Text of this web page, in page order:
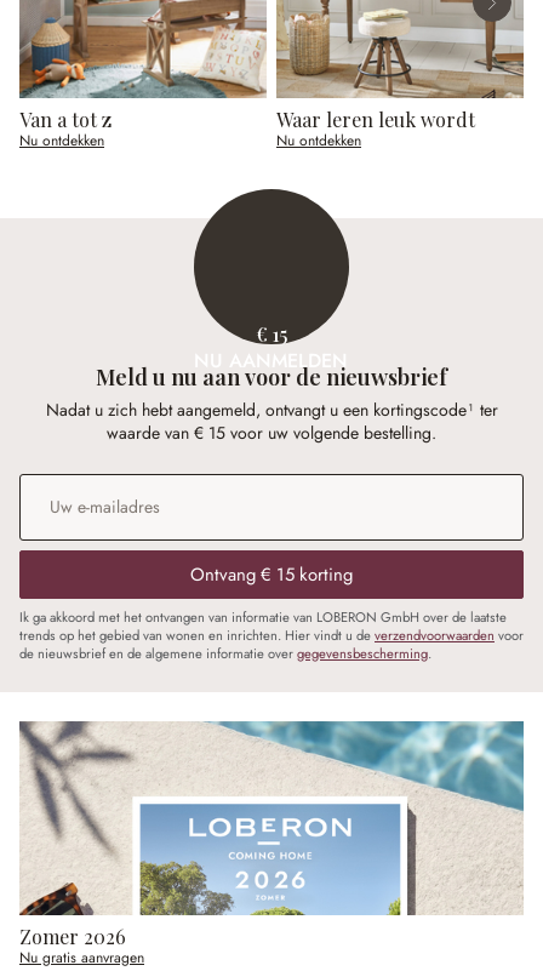
Van a tot z
Nu ontdekken
Waar leren leuk wordt
Nu ontdekken
€ 15
NU AANMELDEN
Meld u nu aan voor de nieuwsbrief
Nadat u zich hebt aangemeld, ontvangt u een kortingscode¹ ter
waarde van € 15 voor uw volgende bestelling.
E-mailadres
Ontvang € 15 korting
Ik ga akkoord met het ontvangen van informatie van LOBERON GmbH over de laatste
trends op het gebied van wonen en inrichten. Hier vindt u deverzendvoorwaarden voor
de nieuwsbrief en de algemene informatie overgegevensbescherming.
Zomer 2026
Nu gratis aanvragen